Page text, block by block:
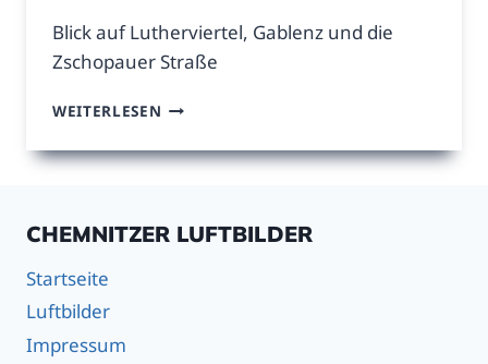
Blick auf Lutherviertel, Gablenz und die
Zschopauer Straße
WEITERLESEN CHEMNITZ,
STRASSE
CHEMNITZER LUFTBILDER
Startseite
Luftbilder
Impressum